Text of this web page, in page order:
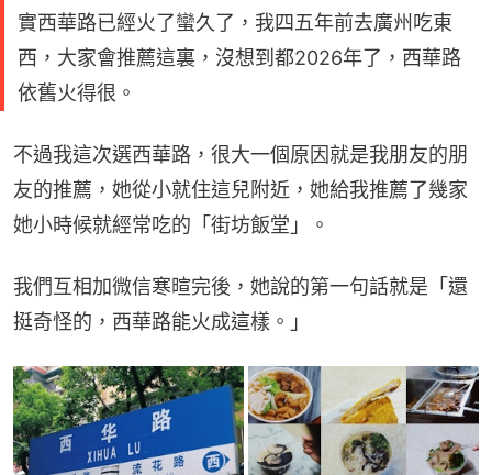
實西華路已經火了蠻久了，我四五年前去廣州吃東
西，大家會推薦這裏，沒想到都2026年了，西華路
依舊火得很。
不過我這次選西華路，很大一個原因就是我朋友的朋
友的推薦，她從小就住這兒附近，她給我推薦了幾家
她小時候就經常吃的「街坊飯堂」。
我們互相加微信寒暄完後，她說的第一句話就是「還
挺奇怪的，西華路能火成這樣。」